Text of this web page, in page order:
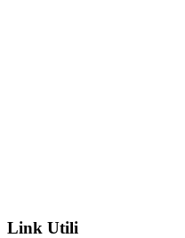
Link Utili